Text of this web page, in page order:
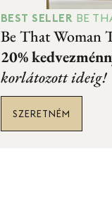
BEST SELLER BE
Be That Woman
20%
korlátozott ideig!
SZERETNÉM